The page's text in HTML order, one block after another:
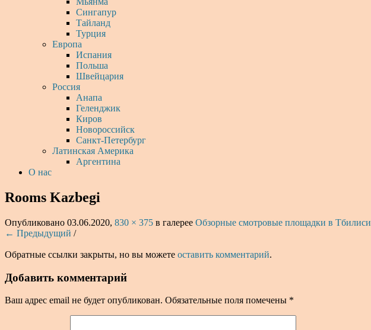
Сингапур
Тайланд
Турция
Европа
Испания
Польша
Швейцария
Россия
Анапа
Геленджик
Киров
Новороссийск
Санкт-Петербург
Латинская Америка
Аргентина
О нас
Rooms Kazbegi
Опубликовано 03.06.2020, 830 × 375 в галерее Обзорные смотровые площадки в Тбилиси
← Предыдущий /
Обратные ссылки закрыты, но вы можете оставить комментарий.
Добавить комментарий
Ваш адрес email не будет опубликован. Обязательные поля помечены *